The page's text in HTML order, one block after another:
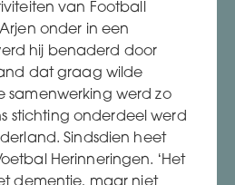
van Football
onder in een
hij benaderd door
dat graag wilde
samenwerking werd zo
stichting onderdeel werd
Sindsdien heet
Herinneringen. ‘Het